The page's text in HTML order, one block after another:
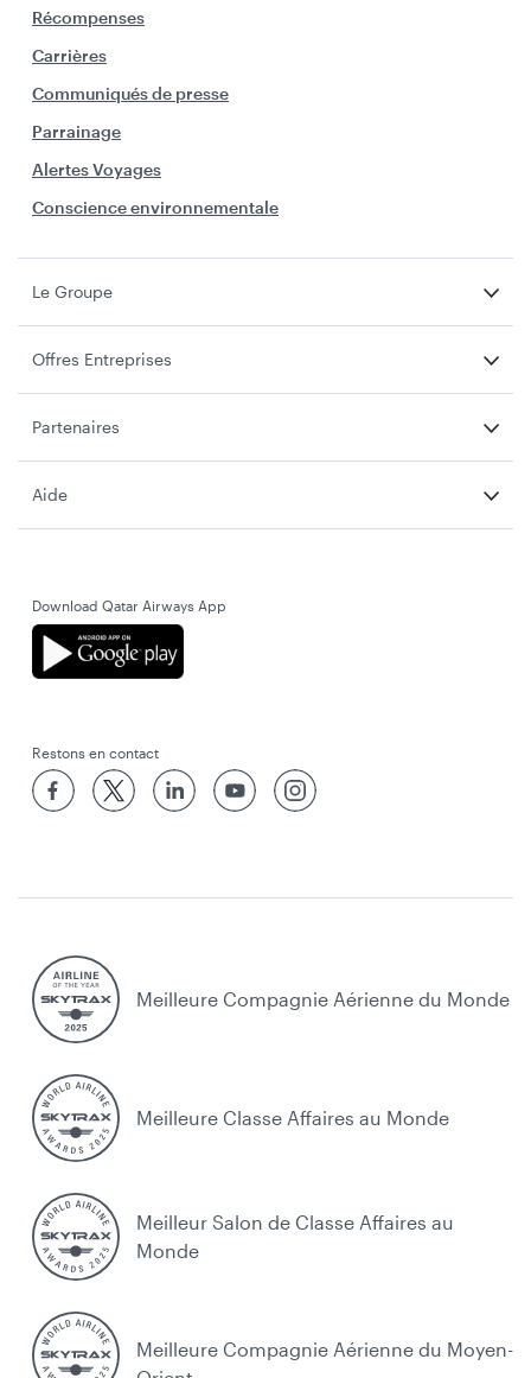
Récompenses
Carrières
Communiqués de presse
Parrainage
Alertes Voyages
Conscience environnementale
Le Groupe
Offres Entreprises
Partenaires
Aide
Download Qatar Airways App
Restons en contact
Meilleure Compagnie Aérienne du Monde
Meilleure Classe Affaires au Monde
Meilleur Salon de Classe Affaires au
Monde
Meilleure Compagnie Aérienne du Moyen-